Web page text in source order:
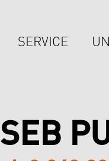
SERVICE
SEB